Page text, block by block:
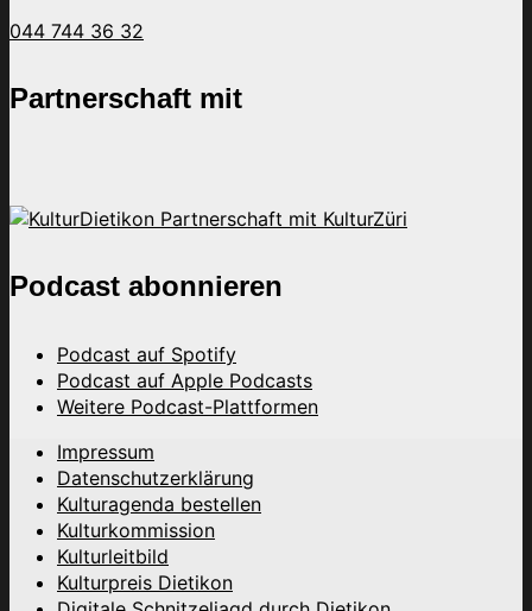
044 744 36 32
Partnerschaft mit
Podcast abonnieren
Podcast auf Spotify
Podcast auf Apple Podcasts
Weitere Podcast-Plattformen
Impressum
Datenschutzerklärung
Kulturagenda bestellen
Kulturkommission
Kulturleitbild
Kulturpreis Dietikon